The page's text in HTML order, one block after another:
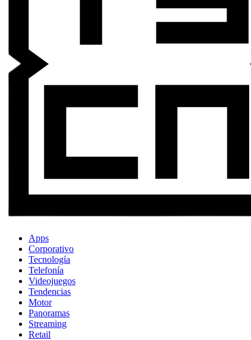
Apps
Corporativo
Tecnología
Telefonía
Videojuegos
Tendencias
Motor
Panoramas
Streaming
Retail